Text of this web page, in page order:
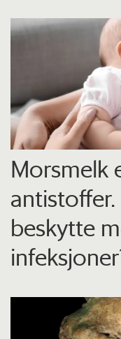
Morsmelk
beskytte